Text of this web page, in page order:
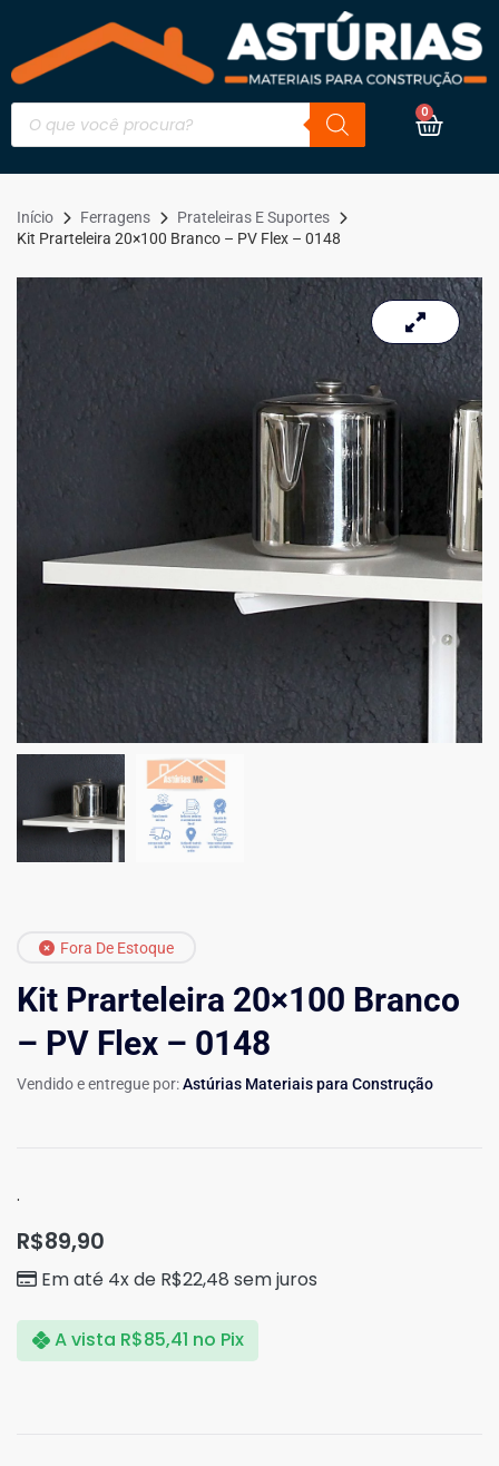
0
Início Ferragens
Prateleiras E Suportes
Kit Prarteleira 20×100 Branco – PV Flex – 0148
Fora De Estoque
Kit Prarteleira 20×100 Branco
– PV Flex – 0148
Vendido e entregue por:Astúrias Materiais para Construção
.
R$89,90
Em até 4x de R$22,48 sem juros
A vista R$85,41 no Pix